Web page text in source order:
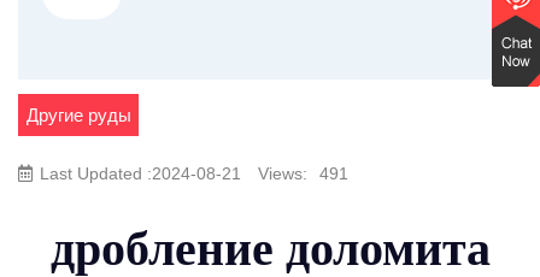
Другие руды
Last Updated :2024-08-21 Views: 491
дробление доломита